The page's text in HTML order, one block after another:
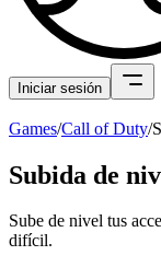
Iniciar sesión
Games/Call of Duty/
Subida de
Sube de nivel tus
difícil.